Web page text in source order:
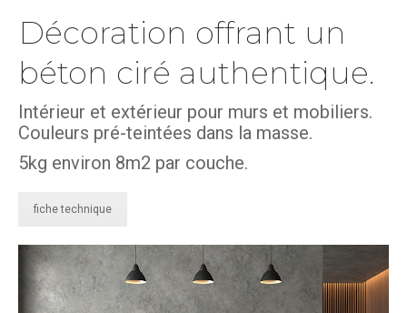
Décoration offrant un
béton ciré authentique.
Intérieur et extérieur pour murs et mobiliers.
Couleurs pré-teintées dans la masse.
5kg environ 8m2 par couche.
fiche technique